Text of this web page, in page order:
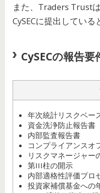
また、Traders Trust
CySECに提出している
CySECの報告要
年次統計リスクベー
資金洗浄防止報告書
内部監査報告書
コンプライアンスオ
リスクマネージャー
第III柱の開示
内部適格性評価プロ
投資家補償基金への